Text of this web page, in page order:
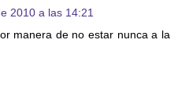
2010 a las 14:21
manera de no estar nunca a la